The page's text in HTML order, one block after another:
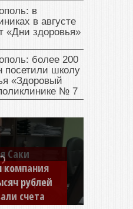
в
в августе
«Дни здоровья»
более 200
посетили школу
«Здоровый
№ 7
компания
рублей
счета